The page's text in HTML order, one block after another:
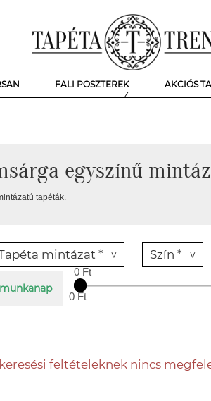
FALI POSZTEREK AKCIÓS
egyszínű
tapéták.
mintázat * Szín *
0 Ft
0 Ft
feltételeknek nincs